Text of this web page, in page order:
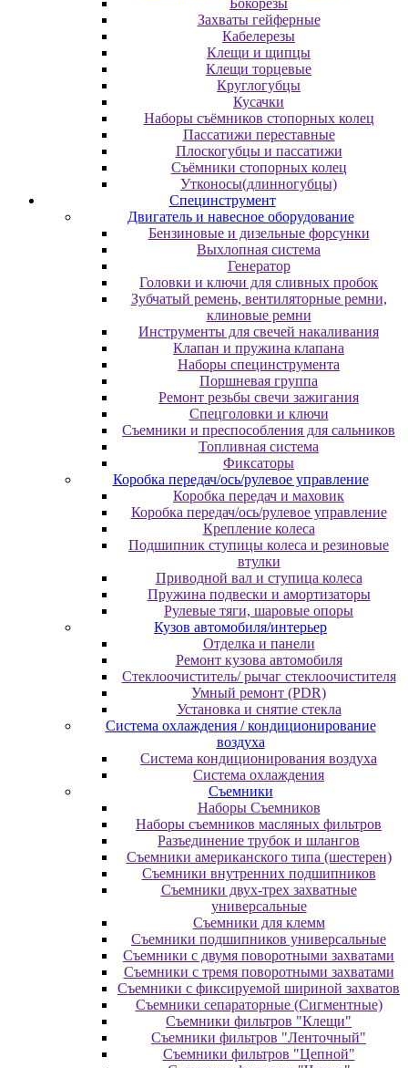
Бокорезы
Захваты гейферные
Кабелерезы
Клещи и щипцы
Клещи торцевые
Круглогубцы
Кусачки
Наборы съёмников стопорных колец
Пассатижи переставные
Плоскогубцы и пассатижи
Съёмники стопорных колец
Утконосы(длинногубцы)
Специнструмент
Двигатель и навесное оборудование
Бензиновые и дизельные форсунки
Выхлопная система
Генератор
Головки и ключи для сливных пробок
Зубчатый ремень, вентиляторные ремни,
клиновые ремни
Инструменты для свечей накаливания
Клапан и пружина клапана
Наборы специнструмента
Поршневая группа
Ремонт резьбы свечи зажигания
Спецголовки и ключи
Съемники и преспособления для сальников
Топливная система
Фиксаторы
Коробка передач/ось/рулевое управление
Коробка передач и маховик
Коробка передач/ось/рулевое управление
Крепление колеса
Подшипник ступицы колеса и резиновые
втулки
Приводной вал и ступица колеса
Пружина подвески и амортизаторы
Рулевые тяги, шаровые опоры
Кузов автомобиля/интерьер
Отделка и панели
Ремонт кузова автомобиля
Стеклоочиститель/ рычаг стеклоочистителя
Умный ремонт (PDR)
Установка и снятие стекла
Система охлаждения / кондиционирование
воздуха
Система кондиционирования воздуха
Система охлаждения
Съемники
Наборы Съемников
Наборы съемников масляных фильтров
Разъединение трубок и шлангов
Съемники американского типа (шестерен)
Съемники внутренних подшипников
Съемники двух-трех захватные
универсальные
Съемники для клемм
Съемники подшипников универсальные
Съемники с двумя поворотными захватами
Съемники с тремя поворотными захватами
Съемники с фиксируемой шириной захватов
Съемники сепараторные (Сигментные)
Съемники фильтров "Клещи"
Съемники фильтров "Ленточный"
Съемники фильтров "Цепной"